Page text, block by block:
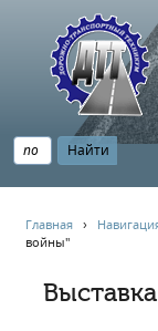
НАВИГАЦИЯ
Главная
Главная ›
войны"